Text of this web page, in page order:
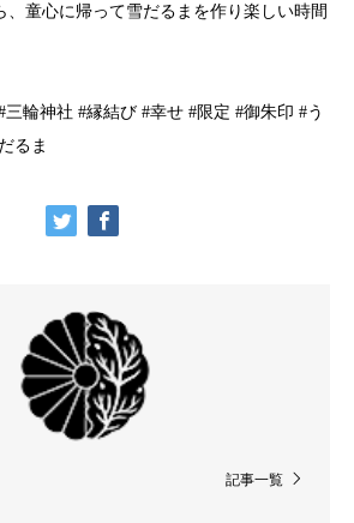
、童心に帰って雪だるまを作り楽しい時間
輪神社 #縁結び #幸せ #限定 #御朱印 #う
るま
記事一覧